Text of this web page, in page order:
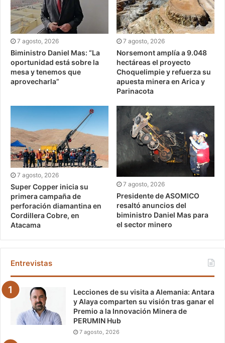
7 agosto, 2026
Biministro Daniel Mas: “La
oportunidad está sobre la
mesa y tenemos que
aprovecharla”
7 agosto, 2026
Norsemont amplía a 9.048
hectáreas el proyecto
Choquelimpie y refuerza su
apuesta minera en Arica y
Parinacota
7 agosto, 2026
Super Copper inicia su
primera campaña de
perforación diamantina en
Cordillera Cobre, en
Atacama
7 agosto, 2026
Presidente de ASOMICO
resaltó anuncios del
biministro Daniel Mas para
el sector minero
Entrevistas
Lecciones de su visita a Alemania: Antara
y Alaya comparten su visión tras ganar el
Premio a la Innovación Minera de
PERUMIN Hub
7 agosto, 2026